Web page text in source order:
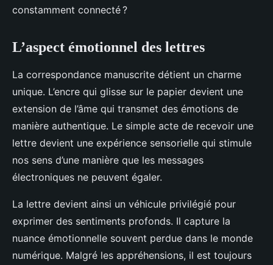
constamment connecté ?
L’aspect émotionnel des lettres
La correspondance manuscrite détient un charme
unique. L’encre qui glisse sur le papier devient une
extension de l’âme qui transmet des émotions de
manière authentique. Le simple acte de recevoir une
lettre devient une expérience sensorielle qui stimule
nos sens d’une manière que les messages
électroniques ne peuvent égaler.
La lettre devient ainsi un véhicule privilégié pour
exprimer des sentiments profonds. Il capture la
nuance émotionnelle souvent perdue dans le monde
numérique. Malgré les appréhensions, il est toujours